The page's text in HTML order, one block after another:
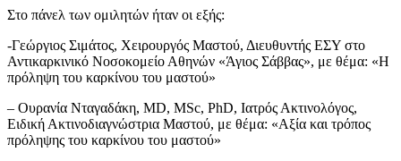
Στο πάνελ των ομιλητών ήταν οι εξής:
-Γεώργιος Σιμάτος, Χειρουργός Μαστού, Διευθυντής ΕΣΥ στο
Αντικαρκινικό Νοσοκομείο Αθηνών «Άγιος Σάββας», με θέμα: «Η
πρόληψη του καρκίνου του μαστού»
– Ουρανία Νταγαδάκη, MD, MSc, PhD, Ιατρός Ακτινολόγος,
Ειδική Ακτινοδιαγνώστρια Μαστού, με θέμα: «Αξία και τρόπος
πρόληψης του καρκίνου του μαστού»